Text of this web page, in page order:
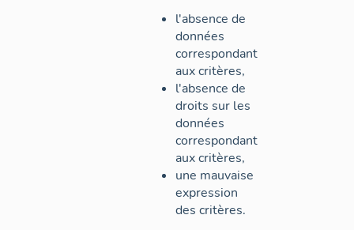
l'absence de
données
correspondant
aux critères,
l'absence de
droits sur les
données
correspondant
aux critères,
une mauvaise
expression
des critères.